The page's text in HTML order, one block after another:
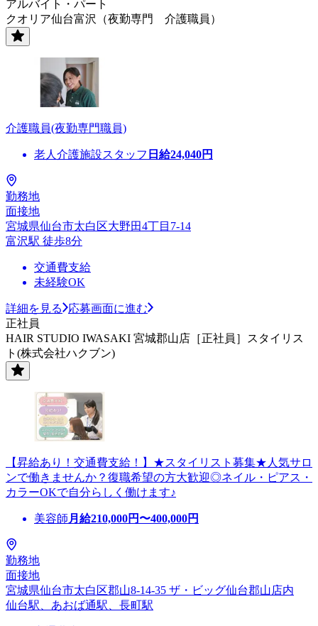
アルバイト・パート
クオリア仙台富沢（夜勤専門 介護職員）
介護職員(夜勤専門職員)
老人介護施設スタッフ 日給24,040円
勤務地
面接地
宮城県仙台市太白区大野田4丁目7-14
富沢駅 徒歩8分
交通費支給
未経験OK
詳細を見る
応募画面に進む
正社員
HAIR STUDIO IWASAKI 宮城郡山店［正社員］スタイリス
ト(株式会社ハクブン)
【昇給あり！交通費支給！】★スタイリスト募集★人気サロ
ンで働きませんか？復職希望の方大歓迎◎ネイル・ピアス・
カラーOKで自分らしく働けます♪
美容師 月給210,000円〜400,000円
勤務地
面接地
宮城県仙台市太白区郡山8-14-35 ザ・ビッグ仙台郡山店内
仙台駅、あおば通駅、長町駅